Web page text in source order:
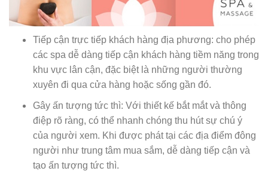
Tiếp cận trực tiếp khách hàng địa phương: cho phép
các spa dễ dàng tiếp cận khách hàng tiềm năng trong
khu vực lân cận, đặc biệt là những người thường
xuyên đi qua cửa hàng hoặc sống gần đó.
Gây ấn tượng tức thì: Với thiết kế bắt mắt và thông
điệp rõ ràng, có thể nhanh chóng thu hút sự chú ý
của người xem. Khi được phát tại các địa điểm đông
người như trung tâm mua sắm, dễ dàng tiếp cận và
tạo ấn tượng tức thì.